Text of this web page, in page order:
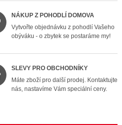
NÁKUP Z POHODLÍ DOMOVA
Vytvořte objednávku z pohodlí Vašeho
obýváku - o zbytek se postaráme my!
SLEVY PRO OBCHODNÍKY
Máte zboží pro další prodej. Kontaktujte
nás, nastavíme Vám speciální ceny.